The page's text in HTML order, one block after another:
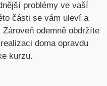
problémy ve vaší
části se vám uleví a
odemně obdržíte
doma opravdu
kurzu.